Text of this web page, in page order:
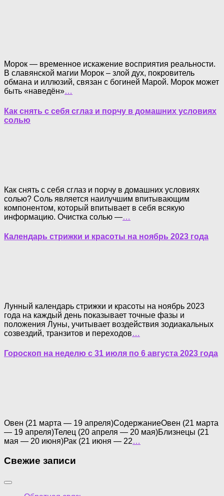
Морок — временное искажение восприятия реальности.
В славянской магии Морок – злой дух, покровитель
обмана и иллюзий, связан с богиней Марой. Морок может
быть «наведён»…
Как снять с себя сглаз и порчу в домашних условиях
солью
Как снять с себя сглаз и порчу в домашних условиях
солью? Соль является наилучшим впитывающим
компонентом, который впитывает в себя всякую
информацию. Очистка солью —…
Календарь стрижки и красоты на ноябрь 2023 года
Лунный календарь стрижки и красоты на ноябрь 2023
года на каждый день показывает точные фазы и
положения Луны, учитывает воздействия зодиакальных
созвездий, транзитов и переходов…
Гороскоп на неделю с 31 июля по 6 августа 2023 года
Овен (21 марта — 19 апреля)СодержаниеОвен (21 марта
— 19 апреля)Телец (20 апреля — 20 мая)Близнецы (21
мая — 20 июня)Рак (21 июня — 22…
Свежие записи